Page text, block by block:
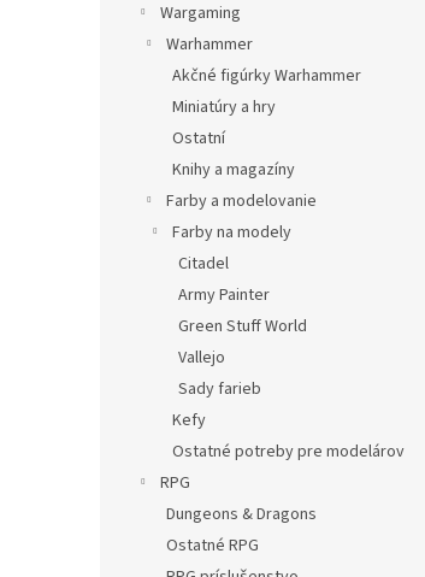
Wargaming
Warhammer
Akčné figúrky Warhammer
Miniatúry a hry
Ostatní
Knihy a magazíny
Farby a modelovanie
Farby na modely
Citadel
Army Painter
Green Stuff World
Vallejo
Sady farieb
Kefy
Ostatné potreby pre modelárov
RPG
Dungeons & Dragons
Ostatné RPG